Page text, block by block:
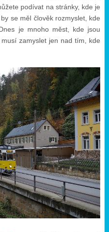
podívat na stránky, kde je
se měl člověk rozmyslet, kde
je mnoho měst, kde jsou
zamyslet jen nad tím, kde